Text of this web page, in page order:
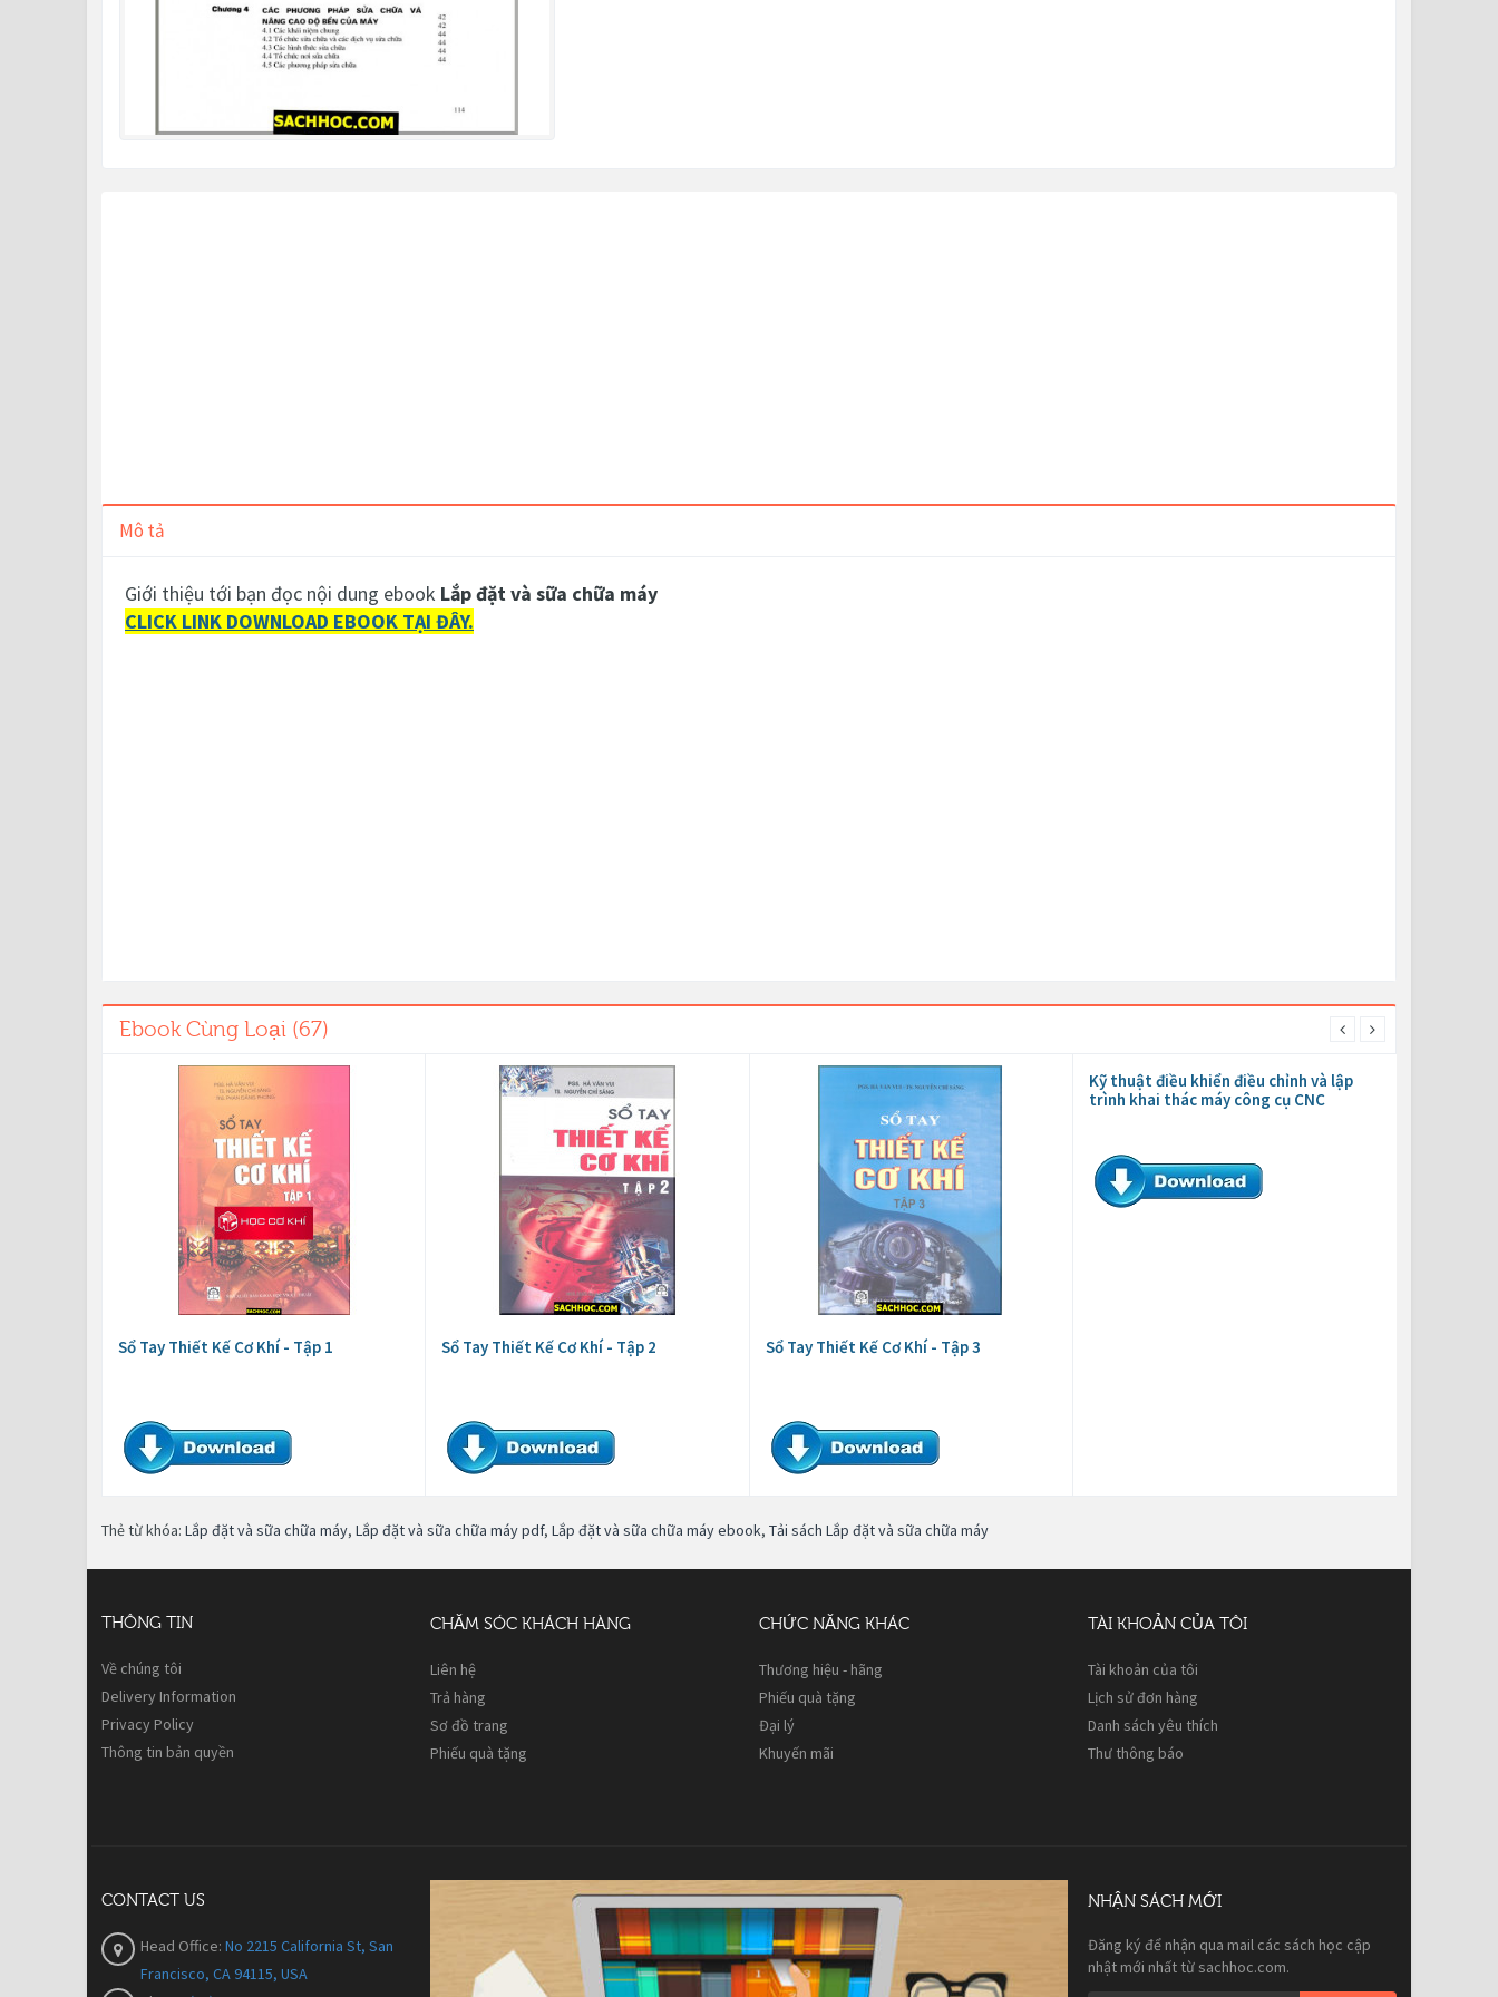
Mô tả
Giới thiệu tới bạn đọc nội dung ebook Lắp đặt và sữa chữa máy
CLICK LINK DOWNLOAD EBOOK TẠI ĐÂY.
Ebook Cùng Loại (67)
Sổ Tay Thiết Kế Cơ Khí - Tập 1 Sổ Tay Thiết Kế Cơ Khí - Tập 2 Sổ Tay Thiết Kế Cơ Khí - Tập 3
Kỹ thuật điều khiển điều chỉnh và lập
trình khai thác máy công cụ CNC
Thẻ từ khóa: Lắp đặt và sữa chữa máy, Lắp đặt và sữa chữa máy pdf, Lắp đặt và sữa chữa máy ebook, Tải sách Lắp đặt và sữa chữa máy
THÔNG TIN
Về chúng tôi
Delivery Information
Privacy Policy
Thông tin bản quyền
CHĂM SÓC KHÁCH HÀNG
Liên hệ
Trả hàng
Sơ đồ trang
Phiếu quà tặng
CHỨC NĂNG KHÁC
Thương hiệu - hãng
Phiếu quà tặng
Đại lý
Khuyến mãi
TÀI KHOẢN CỦA TÔI
Tài khoản của tôi
Lịch sử đơn hàng
Danh sách yêu thích
Thư thông báo
CONTACT US
Head Office: No 2215 California St, San
Francisco, CA 94115, USA
NHẬN SÁCH MỚI
Đăng ký để nhận qua mail các sách học cập
nhật mới nhất từ sachhoc.com.